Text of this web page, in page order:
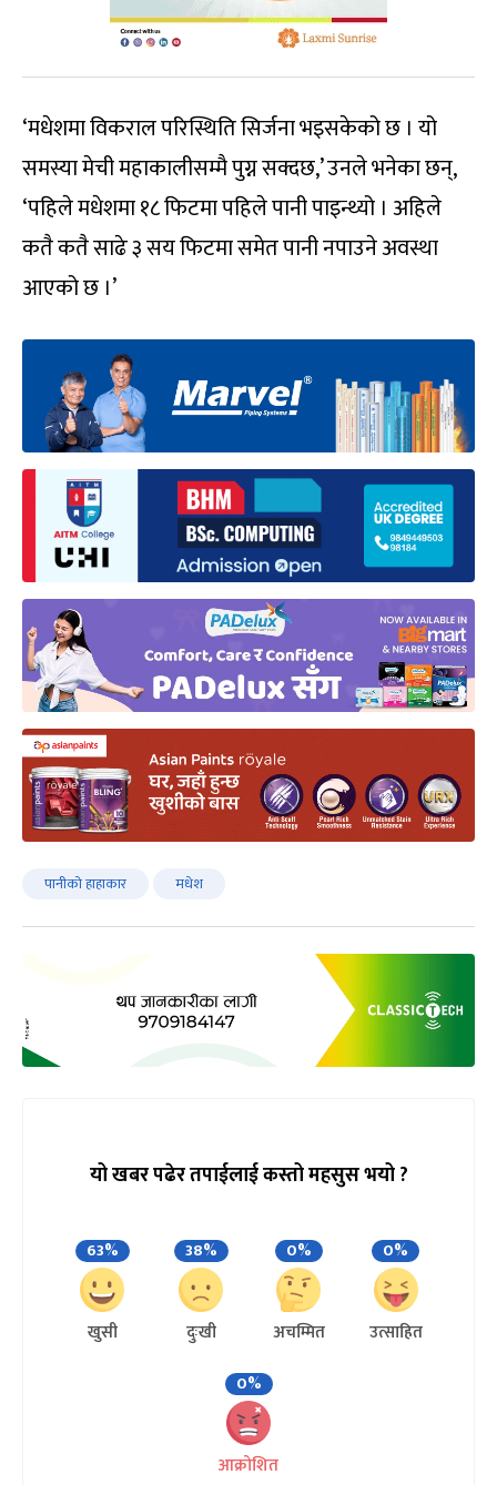
‘मधेशमा विकराल परिस्थिति सिर्जना भइसकेको छ । यो
समस्या मेची महाकालीसम्मै पुग्न सक्दछ,’ उनले भनेका छन्,
‘पहिले मधेशमा १८ फिटमा पहिले पानी पाइन्थ्यो । अहिले
कतै कतै साढे ३ सय फिटमा समेत पानी नपाउने अवस्था
आएको छ ।’
पानीको हाहाकार मधेश
यो खबर पढेर तपाईलाई कस्तो महसुस भयो ?
63%
खुसी
38%
दुःखी
0%
अचम्मित
0%
उत्साहित
0%
आक्रोशित